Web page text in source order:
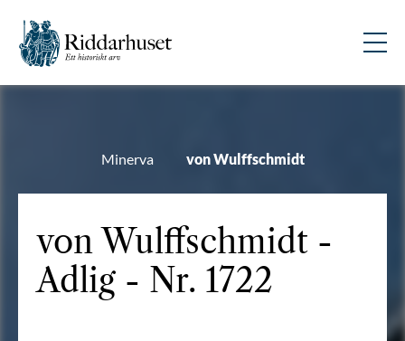
Minerva von Wulffschmidt
von Wulffschmidt -
Adlig - Nr. 1722